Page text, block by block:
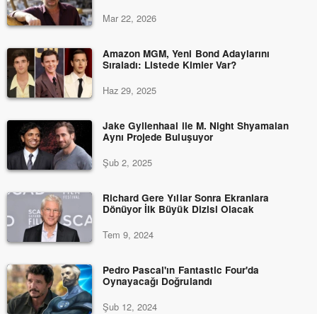
Mar 22, 2026
Amazon MGM, Yeni Bond Adaylarını
Sıraladı: Listede Kimler Var?
Haz 29, 2025
Jake Gyllenhaal ile M. Night Shyamalan
Aynı Projede Buluşuyor
Şub 2, 2025
Richard Gere Yıllar Sonra Ekranlara
Dönüyor İlk Büyük Dizisi Olacak
Tem 9, 2024
Pedro Pascal'ın Fantastic Four'da
Oynayacağı Doğrulandı
Şub 12, 2024